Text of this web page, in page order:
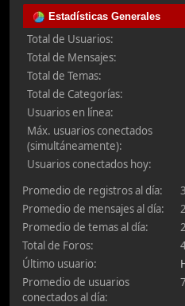
Estadísticas Generales
Total de Usuarios:
Total de Mensajes:
Total de Temas:
Total de Categorías:
Usuarios en línea:
Máx. usuarios conectados
(simultáneamente):
Usuarios conectados hoy:
Promedio de registros al día:
Promedio de mensajes al día:
Promedio de temas al día:
Total de Foros:
Último usuario:
Promedio de usuarios
conectados al día: